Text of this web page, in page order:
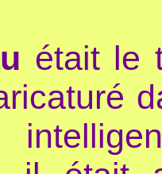
était le